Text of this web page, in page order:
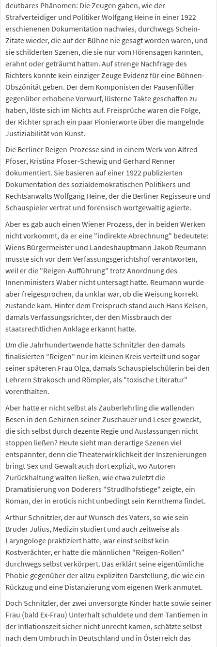
deutbares Phänomen: Die Zeugen gaben, wie der
Strafverteidiger und Politiker Wolfgang Heine in einer 1922
erschienenen Dokumentation nachwies, durchwegs Schein-
Zitate wieder, die auf der Bühne nie gesagt worden waren, und
sie schilderten Szenen, die sie nur vom Hörensagen kannten,
erahnt oder geträumt hatten. Auf strenge Nachfrage des
Richters konnte kein einziger Zeuge Evidenz für eine Bühnen-
Obszönität geben. Der dem Komponisten der Pausenfüller
gegenüber erhobene Vorwurf, lüsterne Takte geschaffen zu
haben, löste sich im Nichts auf. Freisprüche waren die Folge,
der Richter sprach ein paar Pionierworte über die mangelnde
Justiziabilität von Kunst.
Die Berliner Reigen-Prozesse sind in einem Werk von Alfred
Pfoser, Kristina Pfoser-Schewig und Gerhard Renner
dokumentiert. Sie basieren auf einer 1922 publizierten
Dokumentation des sozialdemokratischen Politikers und
Rechtsanwalts Wolfgang Heine, der die Berliner Regisseure und
Schauspieler vertrat und forensisch wortgewaltig agierte.
Aber es gab auch einen Wiener Prozess, der in beiden Werken
nicht vorkommt, da er eine "indirekte Abrechnung" bedeutete:
Wiens Bürgermeister und Landeshauptmann Jakob Reumann
musste sich vor dem Verfassungsgerichtshof verantworten,
weil er die "Reigen-Aufführung" trotz Anordnung des
Innenministers Waber nicht untersagt hatte. Reumann wurde
aber freigesprochen, da unklar war, ob die Weisung korrekt
zustande kam. Hinter dem Freispruch stand auch Hans Kelsen,
damals Verfassungsrichter, der den Missbrauch der
staatsrechtlichen Anklage erkannt hatte.
Um die Jahrhundertwende hatte Schnitzler den damals
finalisierten "Reigen" nur im kleinen Kreis verteilt und sogar
seiner späteren Frau Olga, damals Schauspielschülerin bei den
Lehrern Strakosch und Römpler, als "toxische Literatur"
vorenthalten.
Aber hatte er nicht selbst als Zauberlehrling die wallenden
Besen in den Gehirnen seiner Zuschauer und Leser geweckt,
die sich selbst durch dezente Regie und Auslassungen nicht
stoppen ließen? Heute sieht man derartige Szenen viel
entspannter, denn die Theaterwirklichkeit der Inszenierungen
bringt Sex und Gewalt auch dort explizit, wo Autoren
Zurückhaltung walten ließen, wie etwa zuletzt die
Dramatisierung von Doderers "Strudlhofstiege" zeigte, ein
Roman, der in eroticis nicht unbedingt sein Kernthema findet.
Arthur Schnitzler, der auf Wunsch des Vaters, so wie sein
Bruder Julius, Medizin studiert und auch zeitweise als
Laryngologe praktiziert hatte, war einst selbst kein
Kostverächter, er hatte die männlichen "Reigen-Rollen"
durchwegs selbst verkörpert. Das erklärt seine eigentümliche
Phobie gegenüber der allzu expliziten Darstellung, die wie ein
Rückzug und eine Distanzierung vom eigenen Werk anmutet.
Doch Schnitzler, der zwei unversorgte Kinder hatte sowie seiner
Frau (bald Ex-Frau) Unterhalt schuldete und dem Tantiemen in
der Inflationszeit sicher nicht unrecht kamen, schätzte selbst
nach dem Umbruch in Deutschland und in Österreich das